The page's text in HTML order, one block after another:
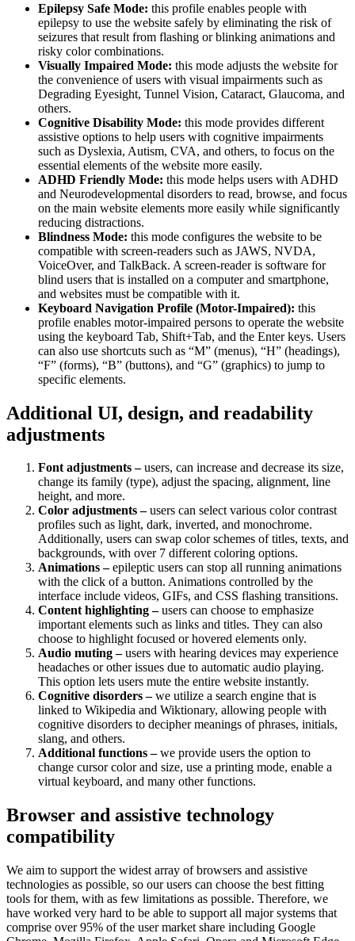
Epilepsy Safe Mode: this profile enables people with
epilepsy to use the website safely by eliminating the risk of
seizures that result from flashing or blinking animations and
risky color combinations.
Visually Impaired Mode: this mode adjusts the website for
the convenience of users with visual impairments such as
Degrading Eyesight, Tunnel Vision, Cataract, Glaucoma, and
others.
Cognitive Disability Mode: this mode provides different
assistive options to help users with cognitive impairments
such as Dyslexia, Autism, CVA, and others, to focus on the
essential elements of the website more easily.
ADHD Friendly Mode: this mode helps users with ADHD
and Neurodevelopmental disorders to read, browse, and focus
on the main website elements more easily while significantly
reducing distractions.
Blindness Mode: this mode configures the website to be
compatible with screen-readers such as JAWS, NVDA,
VoiceOver, and TalkBack. A screen-reader is software for
blind users that is installed on a computer and smartphone,
and websites must be compatible with it.
Keyboard Navigation Profile (Motor-Impaired): this
profile enables motor-impaired persons to operate the website
using the keyboard Tab, Shift+Tab, and the Enter keys. Users
can also use shortcuts such as “M” (menus), “H” (headings),
“F” (forms), “B” (buttons), and “G” (graphics) to jump to
specific elements.
Additional UI, design, and readability
adjustments
Font adjustments –users, can increase and decrease its size,
change its family (type), adjust the spacing, alignment, line
height, and more.
Color adjustments –users can select various color contrast
profiles such as light, dark, inverted, and monochrome.
Additionally, users can swap color schemes of titles, texts, and
backgrounds, with over 7 different coloring options.
Animations –epileptic users can stop all running animations
with the click of a button. Animations controlled by the
interface include videos, GIFs, and CSS flashing transitions.
Content highlighting –users can choose to emphasize
important elements such as links and titles. They can also
choose to highlight focused or hovered elements only.
Audio muting –users with hearing devices may experience
headaches or other issues due to automatic audio playing.
This option lets users mute the entire website instantly.
Cognitive disorders –we utilize a search engine that is
linked to Wikipedia and Wiktionary, allowing people with
cognitive disorders to decipher meanings of phrases, initials,
slang, and others.
Additional functions –we provide users the option to
change cursor color and size, use a printing mode, enable a
virtual keyboard, and many other functions.
Browser and assistive technology
compatibility
We aim to support the widest array of browsers and assistive
technologies as possible, so our users can choose the best fitting
tools for them, with as few limitations as possible. Therefore, we
have worked very hard to be able to support all major systems that
comprise over 95% of the user market share including Google